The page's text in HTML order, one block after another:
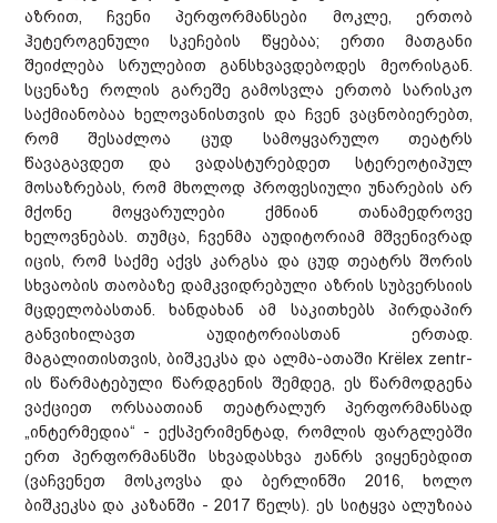
აზრით, ჩვენი პერფორმანსები მოკლე, ერთობ
ჰეტეროგენული სკეჩების წყებაა; ერთი მათგანი
შეიძლება სრულებით განსხვავდებოდეს მეორისგან.
სცენაზე როლის გარეშე გამოსვლა ერთობ სარისკო
საქმიანობაა ხელოვანისთვის და ჩვენ ვაცნობიერებთ,
რომ შესაძლოა ცუდ სამოყვარულო თეატრს
წავაგავდეთ და ვადასტურებდეთ სტერეოტიპულ
მოსაზრებას, რომ მხოლოდ პროფესიული უნარების არ
მქონე მოყვარულები ქმნიან თანამედროვე
ხელოვნებას. თუმცა, ჩვენმა აუდიტორიამ მშვენივრად
იცის, რომ საქმე აქვს კარგსა და ცუდ თეატრს შორის
სხვაობის თაობაზე დამკვიდრებული აზრის სუბვერსიის
მცდელობასთან. ხანდახან ამ საკითხებს პირდაპირ
განვიხილავთ აუდიტორიასთან ერთად.
მაგალითისთვის, ბიშკეკსა და ალმა-ათაში Krёlex zentr-
ის წარმატებული წარდგენის შემდეგ, ეს წარმოდგენა
ვაქციეთ ორსაათიან თეატრალურ პერფორმანსად
„ინტერმედია“ - ექსპერიმენტად, რომლის ფარგლებში
ერთ პერფორმანსში სხვადასხვა ჟანრს ვიყენებდით
(ვაჩვენეთ მოსკოვსა და ბერლინში 2016, ხოლო
ბიშკეკსა და კაზანში - 2017 წელს). ეს სიტყვა ალუზიაა